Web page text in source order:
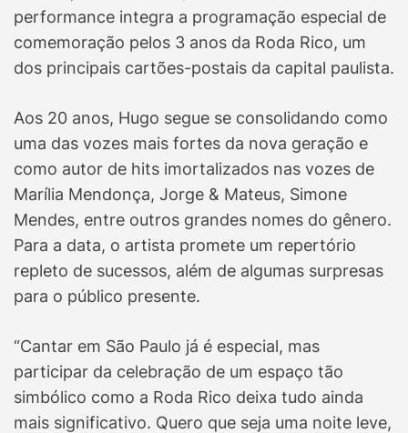
performance integra a programação especial de
comemoração pelos 3 anos da Roda Rico, um
dos principais cartões-postais da capital paulista.
Aos 20 anos, Hugo segue se consolidando como
uma das vozes mais fortes da nova geração e
como autor de hits imortalizados nas vozes de
Marília Mendonça, Jorge & Mateus, Simone
Mendes, entre outros grandes nomes do gênero.
Para a data, o artista promete um repertório
repleto de sucessos, além de algumas surpresas
para o público presente.
“Cantar em São Paulo já é especial, mas
participar da celebração de um espaço tão
simbólico como a Roda Rico deixa tudo ainda
mais significativo. Quero que seja uma noite leve,